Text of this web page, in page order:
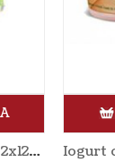
Iogurt de vaca amb maduixa 2x125gr NATURLAN